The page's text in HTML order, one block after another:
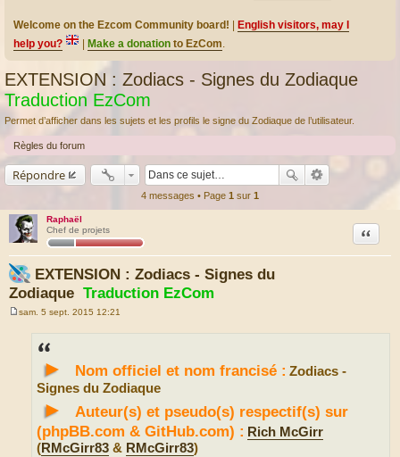
Welcome on the Ezcom Community board!
English visitors, may I
help you?
Make a donation to EzCom.
EXTENSION : Zodiacs - Signes du Zodiaque
Traduction EzCom
Permet d’afficher dans les sujets et les profils le signe du Zodiaque de l’utilisateur.
Règles du forum
Répondre
4 messages • Page 1 sur 1
Raphaël
Chef de projets
EXTENSION : Zodiacs - Signes du
Zodiaque Traduction EzCom
Citation
sam. 5 sept. 2015 12:21
► Nom officiel et nom francisé : Zodiacs -
Signes du Zodiaque
►
Auteur(s) et pseudo(s) respectif(s) sur
(phpBB.com & GitHub.com) : Rich McGirr
(RMcGirr83 & RMcGirr83)